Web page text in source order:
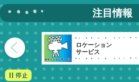
注目情報
ロケーション
サービス